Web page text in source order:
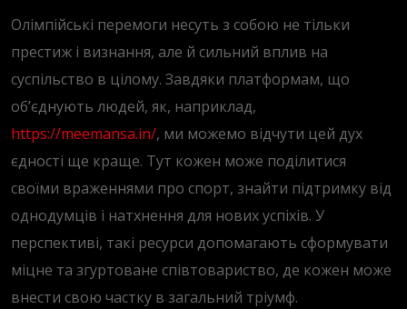
Олімпійські перемоги несуть з собою не тільки
престиж і визнання, але й сильний вплив на
суспільство в цілому. Завдяки платформам, що
об’єднують людей, як, наприклад,
https://meemansa.in/, ми можемо відчути цей дух
єдності ще краще. Тут кожен може поділитися
своїми враженнями про спорт, знайти підтримку від
однодумців і натхнення для нових успіхів. У
перспективі, такі ресурси допомагають сформувати
міцне та згуртоване співтовариство, де кожен може
внести свою частку в загальний тріумф.